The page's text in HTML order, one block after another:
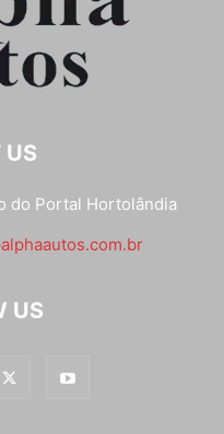
US
do Portal Hortolândia
US